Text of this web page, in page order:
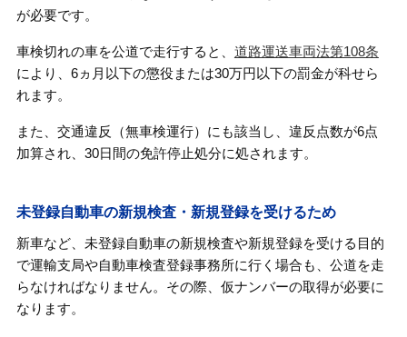
が必要です。
車検切れの車を公道で走行すると、 道路運送車両法第108条
により、6ヵ月以下の懲役または30万円以下の罰金が科せら
れます。
また、交通違反（無車検運行）にも該当し、違反点数が6点
加算され、30日間の免許停止処分に処されます。
未登録自動車の新規検査・新規登録を受けるため
新車など、未登録自動車の新規検査や新規登録を受ける目的
で運輸支局や自動車検査登録事務所に行く場合も、公道を走
らなければなりません。その際、仮ナンバーの取得が必要に
なります。